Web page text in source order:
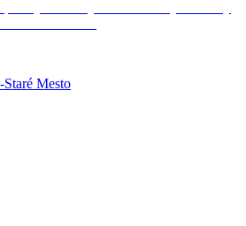
Mesto